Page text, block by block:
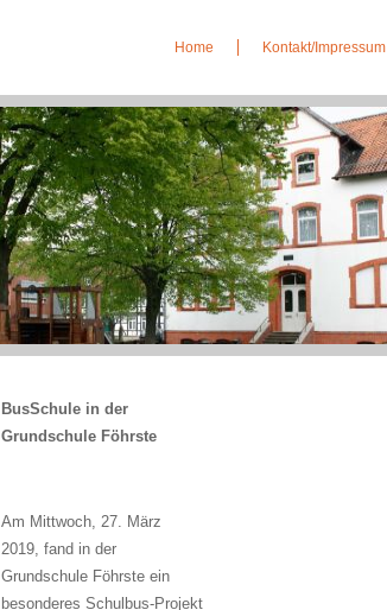
Home Kontakt/Impressum
BusSchule in der
Grundschule Föhrste
Am Mittwoch, 27. März
2019, fand in der
Grundschule Föhrste ein
besonderes Schulbus-Projekt